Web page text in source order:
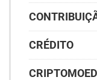
CRÉDITO